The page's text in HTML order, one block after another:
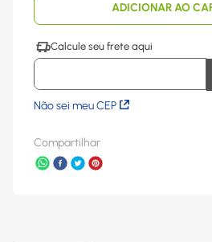
ADICIONAR AO
Não sei meu CEP
Compartilhar